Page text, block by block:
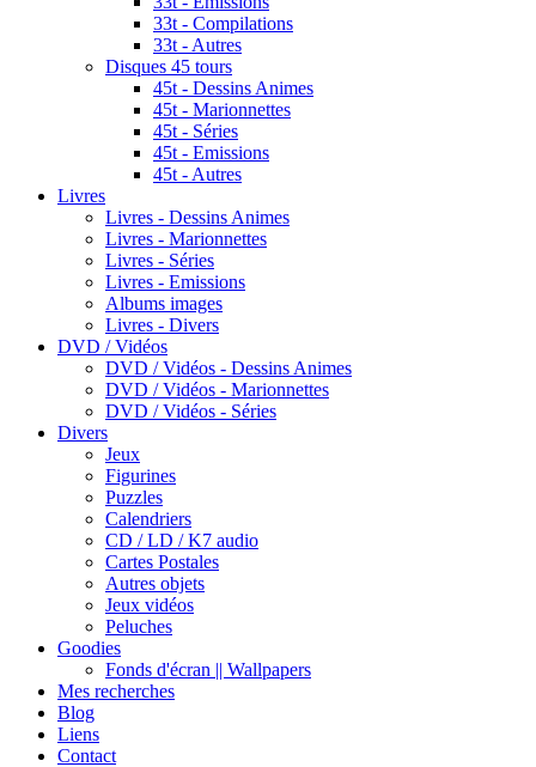
33t - Compilations
33t - Autres
Disques 45 tours
45t - Dessins Animes
45t - Marionnettes
45t - Séries
45t - Emissions
45t - Autres
Livres
Livres - Dessins Animes
Livres - Marionnettes
Livres - Séries
Livres - Emissions
Albums images
Livres - Divers
DVD / Vidéos
DVD / Vidéos - Dessins Animes
DVD / Vidéos - Marionnettes
DVD / Vidéos - Séries
Divers
Jeux
Figurines
Puzzles
Calendriers
CD / LD / K7 audio
Cartes Postales
Autres objets
Jeux vidéos
Peluches
Goodies
Fonds d'écran || Wallpapers
Mes recherches
Blog
Liens
Contact